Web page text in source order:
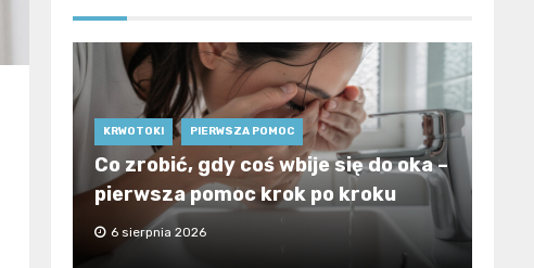
KRWOTOKI PIERWSZA POMOC
Co zrobić, gdy coś wbije się do oka –
pierwsza pomoc krok po kroku
6 sierpnia 2026